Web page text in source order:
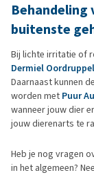
Behandeling
buitenste
Bij lichte irritatie of
Dermiel
Daarnaast kunnen
worden met Puur
wanneer jouw dier
jouw dierenarts te
Heb je nog vragen
in het algemeen?